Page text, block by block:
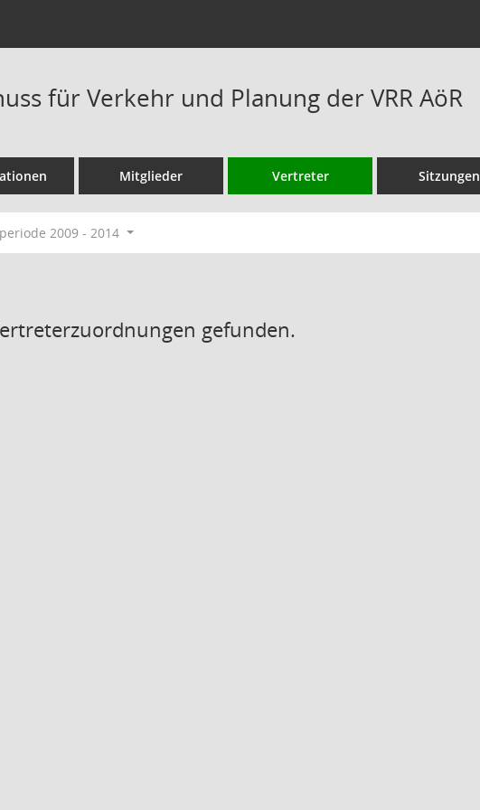
für Verkehr und Planung der VRR AöR
Mitglieder Vertreter Sitzungen
2009 - 2014
gefunden.